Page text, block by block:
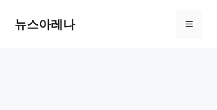
content뉴스아레나 Menu